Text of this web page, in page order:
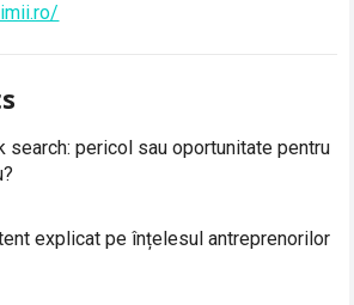
search: pericol sau oportunitate pentru
explicat pe înțelesul antreprenorilor